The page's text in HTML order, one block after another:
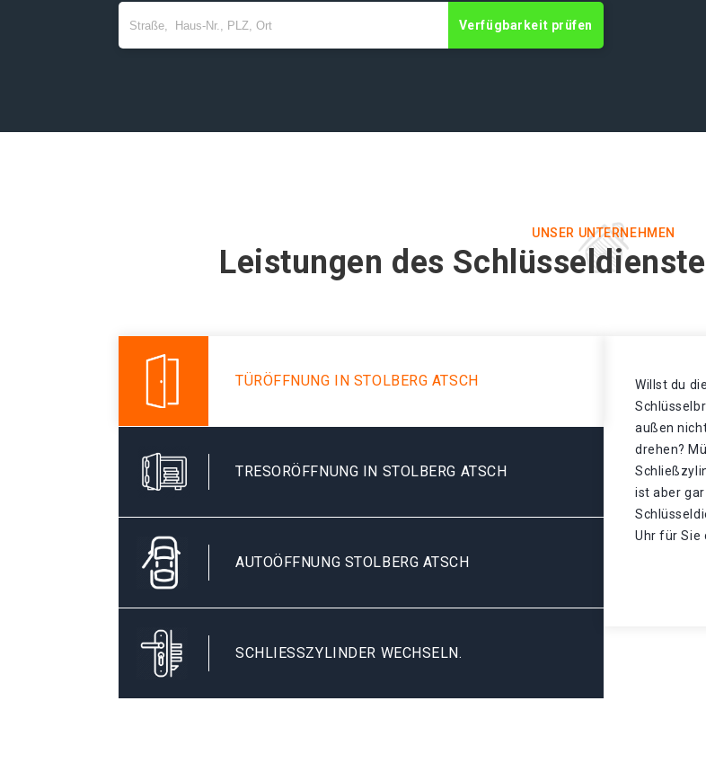
Verfügbarkeit prüfen
UNSER UNTERNEHMEN
Leistungen des
TÜRÖFFNUNG IN STOLBERG ATSCH
TRESORÖFFNUNG IN STOLBERG ATSCH
AUTOÖFFNUNG STOLBERG ATSCH
SCHLIESSZYLINDER WECHSELN.
Willst du
außen
drehen?
ist aber
Uhr für Sie